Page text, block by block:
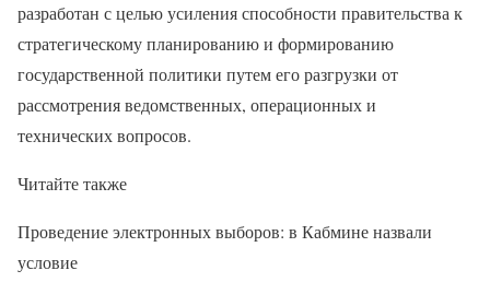
разработан с целью усиления способности правительства к
стратегическому планированию и формированию
государственной политики путем его разгрузки от
рассмотрения ведомственных, операционных и
технических вопросов.
Читайте также
Проведение электронных выборов: в Кабмине назвали
условие